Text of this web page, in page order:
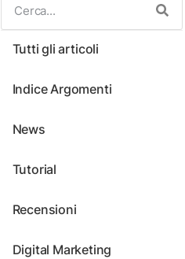
Tutti gli articoli
Indice Argomenti
News
Tutorial
Recensioni
Digital Marketing